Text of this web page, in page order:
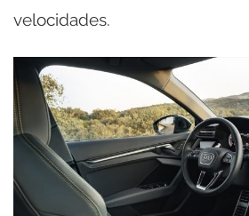
velocidades.